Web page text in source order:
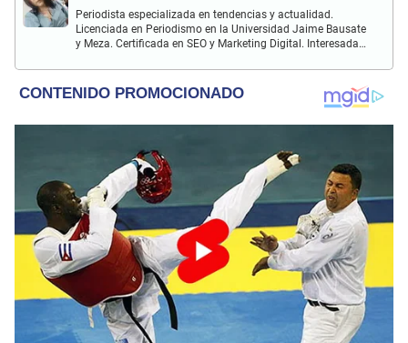
Periodista especializada en tendencias y actualidad.
Licenciada en Periodismo en la Universidad Jaime Bausate
y Meza. Certificada en SEO y Marketing Digital. Interesada
farándula y más.